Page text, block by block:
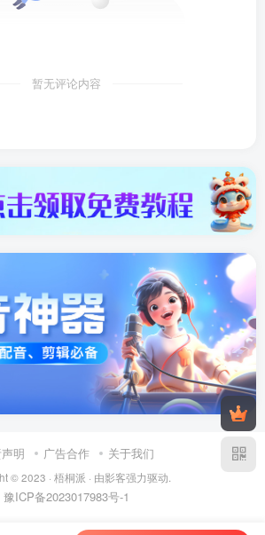
暂无评论内容
明 广告合作 关于我们
© 2023 · 梧桐派 · 由影客强力驱动.
豫ICP备2023017983号-1